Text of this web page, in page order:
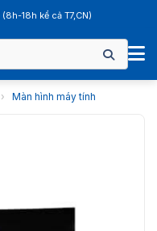
(8h-18h kể cả T7,CN)
› Màn hình máy tính